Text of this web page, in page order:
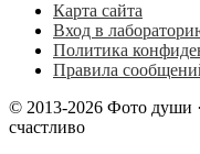
Карта сайта
Вход в
Политика
Правила
© 2013-2026 Фото души
счастливо